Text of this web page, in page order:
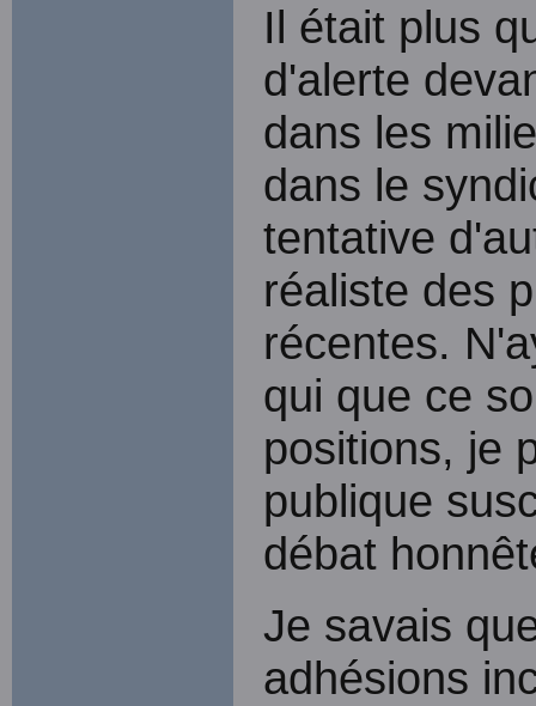
Il était plus
d'alerte
dans les
dans le
tentative
réaliste des
récentes.
qui que ce
positions, je
publique
débat
Je savais
adhésions